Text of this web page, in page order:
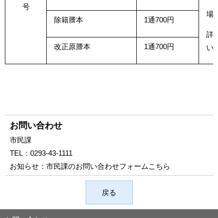
号
場
詳
い
除籍謄本 1通700円
改正原謄本 1通700円
お問い合わせ
市民課
TEL： 0293-43-1111
お知らせ： 市民課のお問い合わせフォームこちら
戻る